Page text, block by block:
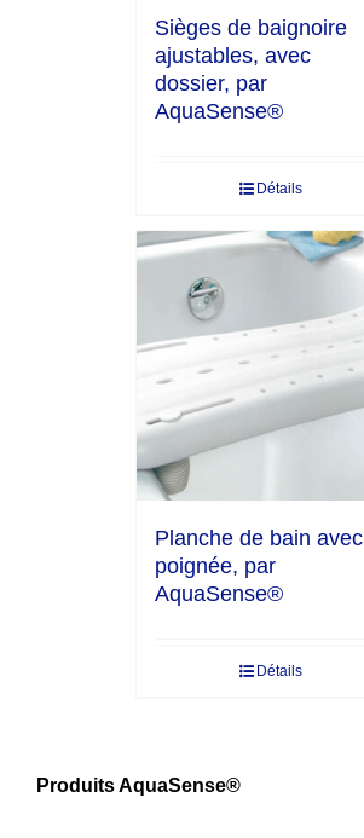
Sièges de baignoire
ajustables, avec
dossier, par
AquaSense®
Détails
Planche de bain avec
poignée, par
AquaSense®
Détails
Produits AquaSense®